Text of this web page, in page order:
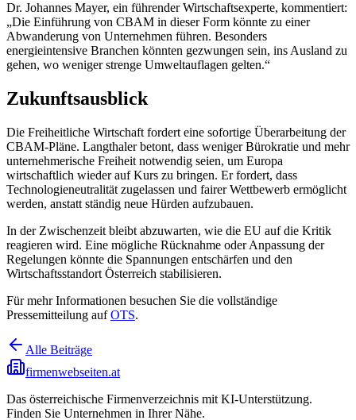
Dr. Johannes Mayer, ein führender Wirtschaftsexperte, kommentiert:
„Die Einführung von CBAM in dieser Form könnte zu einer
Abwanderung von Unternehmen führen. Besonders
energieintensive Branchen könnten gezwungen sein, ins Ausland zu
gehen, wo weniger strenge Umweltauflagen gelten.“
Zukunftsausblick
Die Freiheitliche Wirtschaft fordert eine sofortige Überarbeitung der
CBAM-Pläne. Langthaler betont, dass weniger Bürokratie und mehr
unternehmerische Freiheit notwendig seien, um Europa
wirtschaftlich wieder auf Kurs zu bringen. Er fordert, dass
Technologieneutralität zugelassen und fairer Wettbewerb ermöglicht
werden, anstatt ständig neue Hürden aufzubauen.
In der Zwischenzeit bleibt abzuwarten, wie die EU auf die Kritik
reagieren wird. Eine mögliche Rücknahme oder Anpassung der
Regelungen könnte die Spannungen entschärfen und den
Wirtschaftsstandort Österreich stabilisieren.
Für mehr Informationen besuchen Sie die vollständige
Pressemitteilung aufOTS.
Alle Beiträge
firmenwebseiten.at
Das österreichische Firmenverzeichnis mit KI-Unterstützung.
Finden Sie Unternehmen in Ihrer Nähe.